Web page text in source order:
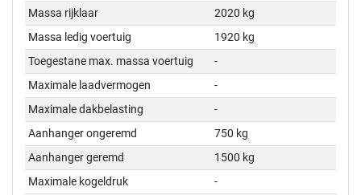
Massa rijklaar
2020 kg
Massa ledig voertuig
1920 kg
Toegestane max. massa voertuig
-
Maximale laadvermogen
-
Maximale dakbelasting
-
Aanhanger ongeremd
750 kg
Aanhanger geremd
1500 kg
Maximale kogeldruk
-